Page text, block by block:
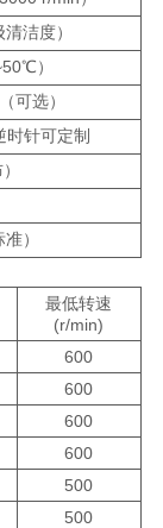
洁度）
）
可选）
时针可定制
）
最低转速
(r/min)
600
600
600
600
500
500